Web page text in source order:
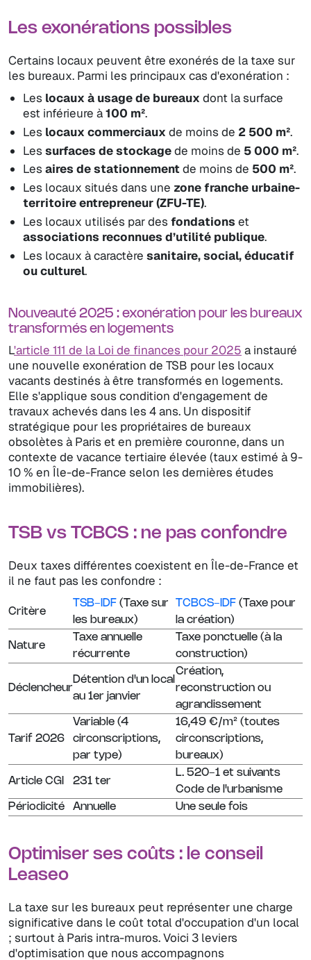
Les exonérations possibles
Certains locaux peuvent être exonérés de la taxe sur
les bureaux. Parmi les principaux cas d'exonération :
Les locaux à usage de bureaux dont la surface
est inférieure à100 m².
Les locaux commerciaux de moins de 2 500 m².
Lessurfaces de stockagede moins de 5 000 m².
Lesaires de stationnementde moins de 500 m².
Les locaux situés dans une zone franche urbaine-
territoire entrepreneur (ZFU-TE).
Les locaux utilisés par desfondations et
associations reconnues d’utilité publique.
Les locaux à caractère sanitaire, social, éducatif
ou culturel.
Nouveauté 2025 : exonération pour les bureaux
transformés en logements
L'article 111 de la Loi de finances pour 2025 a instauré
une nouvelle exonération de TSB pour les locaux
vacants destinés à être transformés en logements.
Elle s'applique sous condition d'engagement de
travaux achevés dans les 4 ans. Un dispositif
stratégique pour les propriétaires de bureaux
obsolètes à Paris et en première couronne, dans un
contexte de vacance tertiaire élevée (taux estimé à 9-
10 % en Île-de-France selon les dernières études
immobilières).
TSB vs TCBCS : ne pas confondre
Deux taxes différentes coexistent en Île-de-France et
il ne faut pas les confondre :
Critère
TSB-IDF (Taxe sur
les bureaux)
TCBCS-IDF (Taxe pour
la création)
Nature
Taxe annuelle
récurrente
Taxe ponctuelle (à la
construction)
Déclencheur
Détention d'un local
au 1er janvier
Création,
reconstruction ou
agrandissement
Tarif 2026
Variable (4
circonscriptions,
par type)
16,49 €/m² (toutes
circonscriptions,
bureaux)
Article CGI 231 ter
L. 520-1 et suivants
Code de l'urbanisme
Périodicité
Annuelle Une seule fois
Optimiser ses coûts : le conseil
Leaseo
La taxe sur les bureaux peut représenter une charge
significative dans le coût total d'occupation d'un local
; surtout à Paris intra-muros. Voici 3 leviers
d'optimisation que nous accompagnons